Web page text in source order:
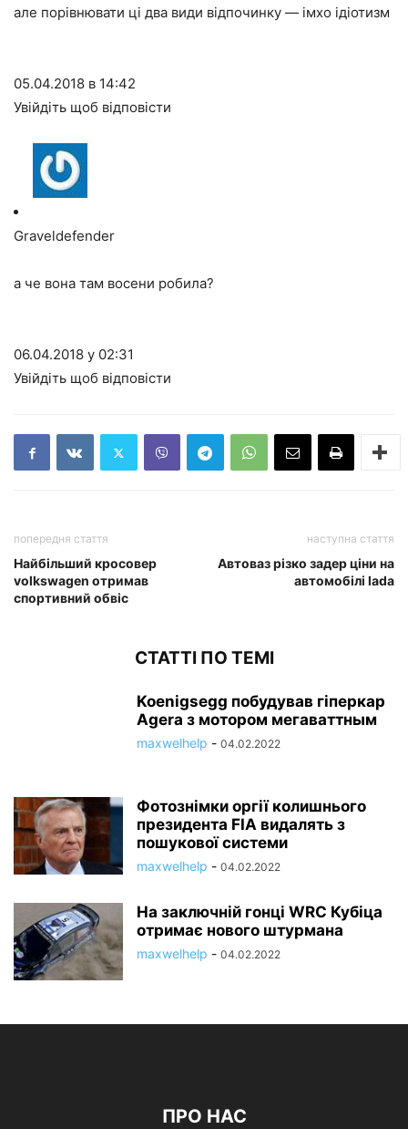
але порівнювати ці два види відпочинку — імхо ідіотизм
05.04.2018 в 14:42
Увійдіть щоб відповісти
Graveldefender
а че вона там восени робила?
06.04.2018 у 02:31
Увійдіть щоб відповісти
попередня стаття
Найбільший кросовер
volkswagen отримав
спортивний обвіс
наступна стаття
Автоваз різко задер ціни на
автомобілі lada
СТАТТІ ПО ТЕМІ
Koenigsegg побудував гіперкар
Agera з мотором мегаваттным
maxwelhelp - 04.02.2022
Фотознімки оргії колишнього
президента FIA видалять з
пошукової системи
maxwelhelp - 04.02.2022
На заключній гонці WRC Кубіца
отримає нового штурмана
maxwelhelp - 04.02.2022
ПРО НАС